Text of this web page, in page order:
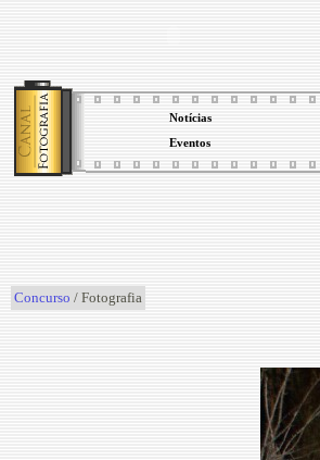
Notícias
Eventos
Concurso / Fotografia